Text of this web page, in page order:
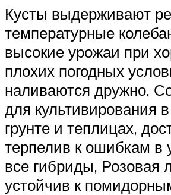
Кусты выдерживают
температурные
высокие урожаи при
плохих погодных
наливаются дружно.
для культивирования
грунте и теплицах,
терпелив к ошибкам в
все гибриды, Розовая
устойчив к